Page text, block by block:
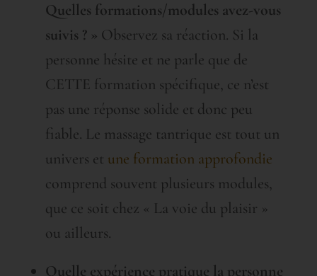
Quelles formations/modules avez-vous
suivis ? » Observez sa réaction. Si la
personne hésite et ne parle que de
CETTE formation spécifique, ce n’est
pas une réponse solide et donc peu
fiable. Le massage tantrique est tout un
univers et une formation approfondie
comprend souvent plusieurs modules,
que ce soit chez « La voie du plaisir »
ou ailleurs.
Quelle expérience pratique la personne